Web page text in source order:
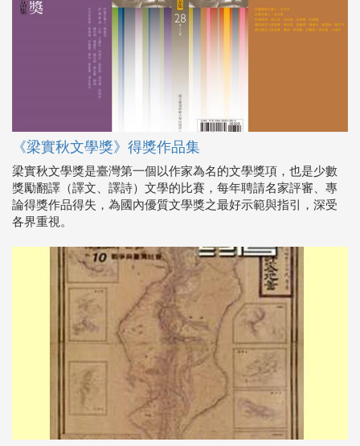
《梁實秋文學獎》得獎作品集
梁實秋文學獎是臺灣第一個以作家為名的文學獎項，也是少數
獎勵翻譯（譯文、譯詩）文學的比賽，每年聘請名家評審、專
論得獎作品得失，為國內優質文學獎之最好示範與指引，深受
各界重視。